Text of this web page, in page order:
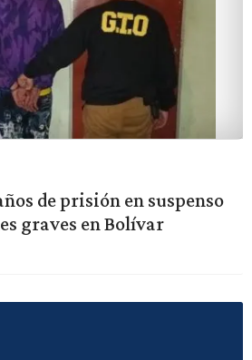
de prisión en suspenso
graves en Bolívar